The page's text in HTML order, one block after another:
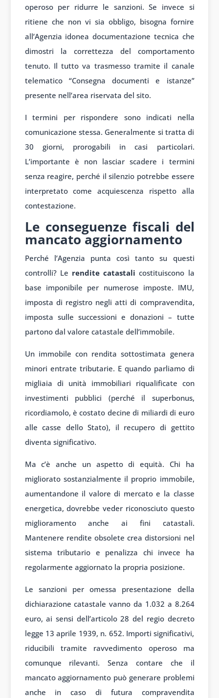
operoso per ridurre le sanzioni. Se invece si
ritiene che non vi sia obbligo, bisogna fornire
all’Agenzia idonea documentazione tecnica che
dimostri la correttezza del comportamento
tenuto. Il tutto va trasmesso tramite il canale
telematico “Consegna documenti e istanze”
presente nell’area riservata del sito.
I termini per rispondere sono indicati nella
comunicazione stessa. Generalmente si tratta di
30 giorni, prorogabili in casi particolari.
L’importante è non lasciar scadere i termini
senza reagire, perché il silenzio potrebbe essere
interpretato come acquiescenza rispetto alla
contestazione.
Le conseguenze fiscali del
mancato aggiornamento
Perché l’Agenzia punta così tanto su questi
controlli? Le rendite catastali costituiscono la
base imponibile per numerose imposte. IMU,
imposta di registro negli atti di compravendita,
imposta sulle successioni e donazioni – tutte
partono dal valore catastale dell’immobile.
Un immobile con rendita sottostimata genera
minori entrate tributarie. E quando parliamo di
migliaia di unità immobiliari riqualificate con
investimenti pubblici (perché il superbonus,
ricordiamolo, è costato decine di miliardi di euro
alle casse dello Stato), il recupero di gettito
diventa significativo.
Ma c’è anche un aspetto di equità. Chi ha
migliorato sostanzialmente il proprio immobile,
aumentandone il valore di mercato e la classe
energetica, dovrebbe veder riconosciuto questo
miglioramento anche ai fini catastali.
Mantenere rendite obsolete crea distorsioni nel
sistema tributario e penalizza chi invece ha
regolarmente aggiornato la propria posizione.
Le sanzioni per omessa presentazione della
dichiarazione catastale vanno da 1.032 a 8.264
euro, ai sensi dell’articolo 28 del regio decreto
legge 13 aprile 1939, n. 652. Importi significativi,
riducibili tramite ravvedimento operoso ma
comunque rilevanti. Senza contare che il
mancato aggiornamento può generare problemi
anche in caso di futura compravendita